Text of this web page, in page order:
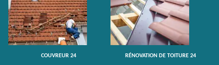
COUVREUR 24 RÉNOVATION DE TOITURE 24